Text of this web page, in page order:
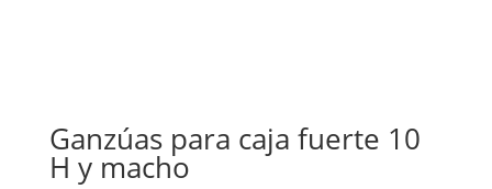
Ganzúas para caja fuerte 10
H y macho